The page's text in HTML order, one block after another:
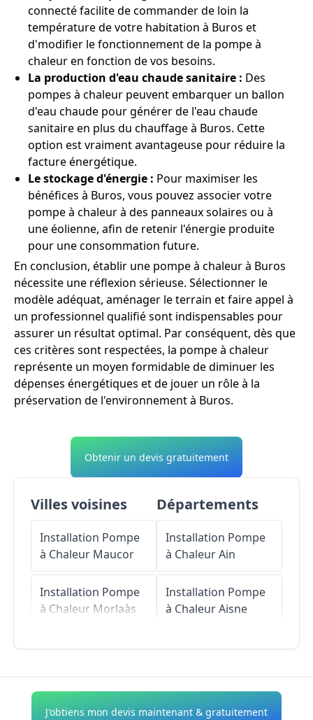
connecté facilite de commander de loin la
température de votre habitation à Buros et
d'modifier le fonctionnement de la pompe à
chaleur en fonction de vos besoins.
La production d'eau chaude sanitaire : Des
pompes à chaleur peuvent embarquer un ballon
d'eau chaude pour générer de l'eau chaude
sanitaire en plus du chauffage à Buros. Cette
option est vraiment avantageuse pour réduire la
facture énergétique.
Le stockage d'énergie : Pour maximiser les
bénéfices à Buros, vous pouvez associer votre
pompe à chaleur à des panneaux solaires ou à
une éolienne, afin de retenir l'énergie produite
pour une consommation future.
En conclusion, établir une pompe à chaleur à Buros
nécessite une réflexion sérieuse. Sélectionner le
modèle adéquat, aménager le terrain et faire appel à
un professionnel qualifié sont indispensables pour
assurer un résultat optimal. Par conséquent, dès que
ces critères sont respectées, la pompe à chaleur
représente un moyen formidable de diminuer les
dépenses énergétiques et de jouer un rôle à la
préservation de l'environnement à Buros.
Obtenir un devis gratuitement
Villes voisines
Installation Pompe
à Chaleur Maucor
Installation Pompe
à Chaleur Morlaàs
Installation Pompe
Castin
Départements
Installation Pompe
à ChaleurAin
Installation Pompe
à ChaleurAisne
Installation Pompe
J'obtiens mon devis maintenant & gratuitement